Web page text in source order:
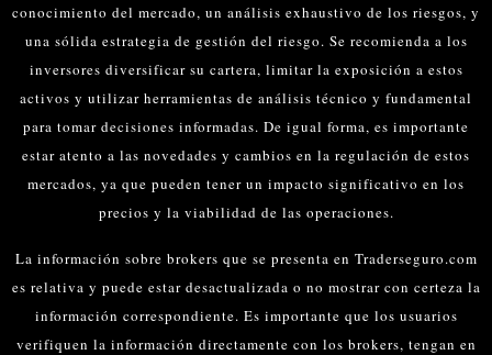
conocimiento del mercado, un análisis exhaustivo de los riesgos, y
una sólida estrategia de gestión del riesgo. Se recomienda a los
inversores diversificar su cartera, limitar la exposición a estos
activos y utilizar herramientas de análisis técnico y fundamental
para tomar decisiones informadas. De igual forma, es importante
estar atento a las novedades y cambios en la regulación de estos
mercados, ya que pueden tener un impacto significativo en los
precios y la viabilidad de las operaciones.
La información sobre brokers que se presenta en Traderseguro.com
es relativa y puede estar desactualizada o no mostrar con certeza la
información correspondiente. Es importante que los usuarios
verifiquen la información directamente con los brokers, tengan en